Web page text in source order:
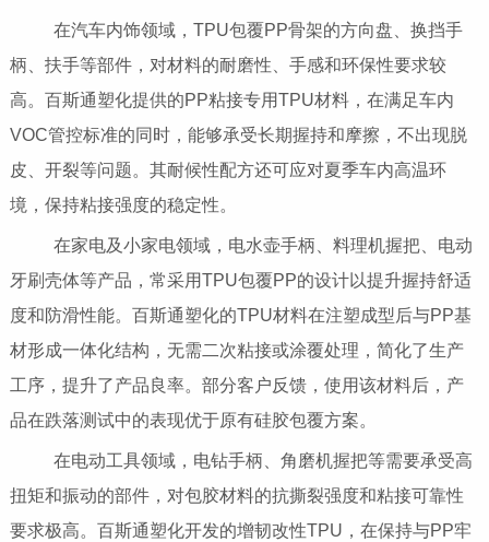
在汽车内饰领域，TPU包覆PP骨架的方向盘、换挡手
柄、扶手等部件，对材料的耐磨性、手感和环保性要求较
高。百斯通塑化提供的PP粘接专用TPU材料，在满足车内
VOC管控标准的同时，能够承受长期握持和摩擦，不出现脱
皮、开裂等问题。其耐候性配方还可应对夏季车内高温环
境，保持粘接强度的稳定性。
在家电及小家电领域，电水壶手柄、料理机握把、电动
牙刷壳体等产品，常采用TPU包覆PP的设计以提升握持舒适
度和防滑性能。百斯通塑化的TPU材料在注塑成型后与PP基
材形成一体化结构，无需二次粘接或涂覆处理，简化了生产
工序，提升了产品良率。部分客户反馈，使用该材料后，产
品在跌落测试中的表现优于原有硅胶包覆方案。
在电动工具领域，电钻手柄、角磨机握把等需要承受高
扭矩和振动的部件，对包胶材料的抗撕裂强度和粘接可靠性
要求极高。百斯通塑化开发的增韧改性TPU，在保持与PP牢